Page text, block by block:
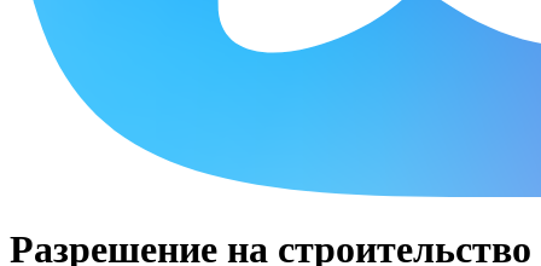
Разрешение на строительство